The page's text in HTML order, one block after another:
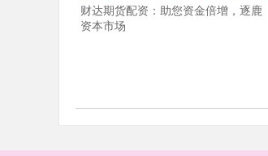
财达期货配资：助您资金倍增，逐鹿
资本市场